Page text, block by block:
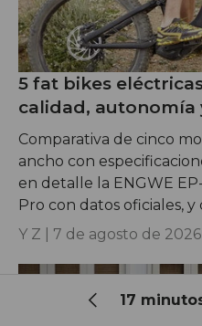
17
5 fat bikes
calidad, autonomía
Comparativa de cinco
ancho con
en detalle la ENGWE
Pro con datos oficiales,
Y Z | 7 de agosto de 2026